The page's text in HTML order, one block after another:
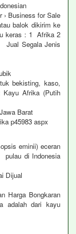
Business for Sale
balok dikirim ke
keras : 1 Afrika 2
Jual Segala Jenis
bekisting, kaso,
Afrika (Putih
Barat
p45983 aspx
eminii) eceran
pulau di Indonesia
Dijual
Harga Bongkaran
dari kayu